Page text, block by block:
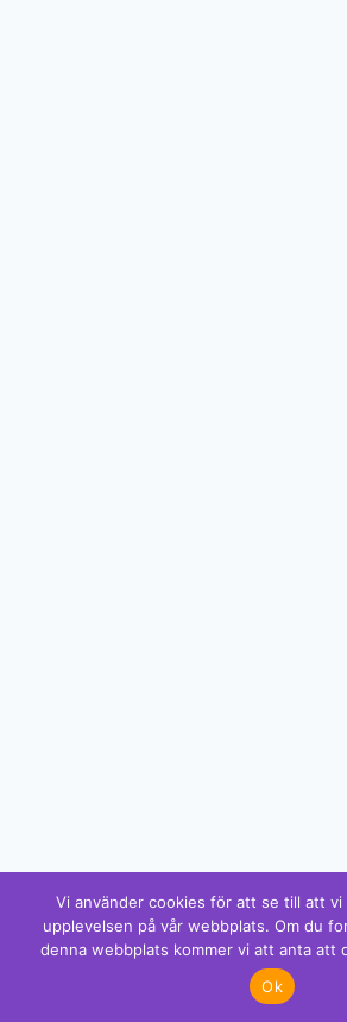
Vi använder cookies för att se till att
upplevelsen på vår webbplats. Om du
denna webbplats kommer vi att anta att
Ok